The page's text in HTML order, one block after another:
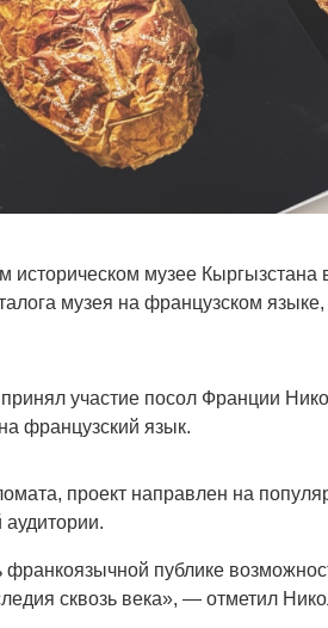
историческом музее Кыргызстана
музея на французском
участие посол Франции
французский язык.
проект направлен на
публике
сквозь века», — отметил